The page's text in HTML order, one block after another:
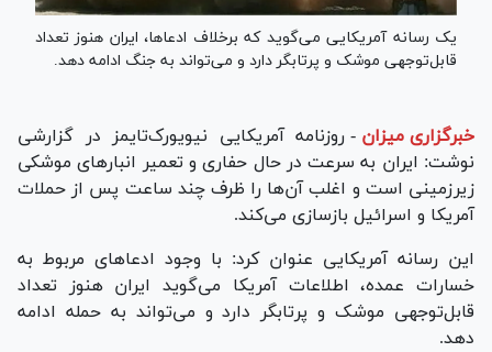
یک رسانه آمریکایی می‌گوید که برخلاف ادعاها، ایران هنوز تعداد
قابل‌توجهی موشک و پرتابگر دارد و می‌تواند به جنگ ادامه دهد.
خبرگزاری میزان - روزنامه آمریکایی نیویورک‌تایمز در گزارشی
نوشت: ایران به سرعت در حال حفاری و تعمیر انبارهای موشکی
زیرزمینی است و اغلب آن‌ها را ظرف چند ساعت پس از حملات
آمریکا و اسرائیل بازسازی می‌کند.
این رسانه آمریکایی عنوان کرد: با وجود ادعاهای مربوط به
خسارات عمده، اطلاعات آمریکا می‌گوید ایران هنوز تعداد
قابل‌توجهی موشک و پرتابگر دارد و می‌تواند به حمله ادامه
دهد.